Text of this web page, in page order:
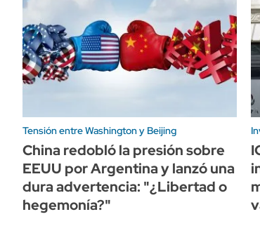
Tensión entre Washington y Beijing
China redobló la presión sobre
EEUU por Argentina y lanzó una
dura advertencia: "¿Libertad o
hegemonía?"